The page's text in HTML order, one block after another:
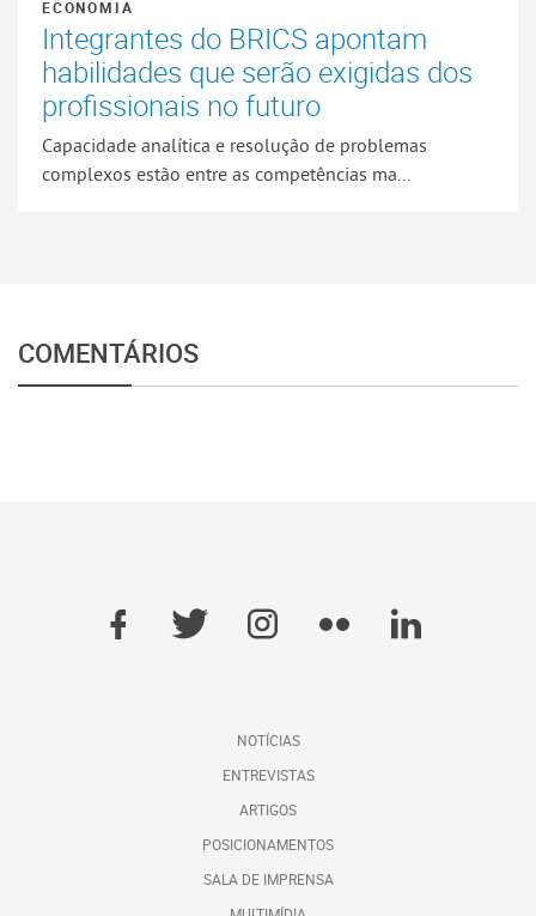
ECONOMIA
Integrantes do BRICS apontam
habilidades que serão exigidas dos
profissionais no futuro
Capacidade analítica e resolução de problemas
complexos estão entre as competências ma...
COMENTÁRIOS
NOTÍCIAS
ENTREVISTAS
ARTIGOS
POSICIONAMENTOS
SALA DE IMPRENSA